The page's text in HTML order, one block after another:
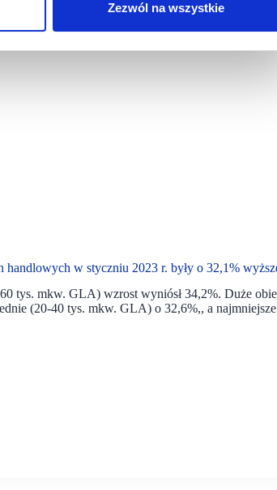
Zezwól na wszystkie
w styczniu 2023 r. były o 32,1%
tys. mkw. GLA) wzrost wyniósł 34,2%. Duże
(20-40 tys. mkw. GLA) o 32,6%,, a